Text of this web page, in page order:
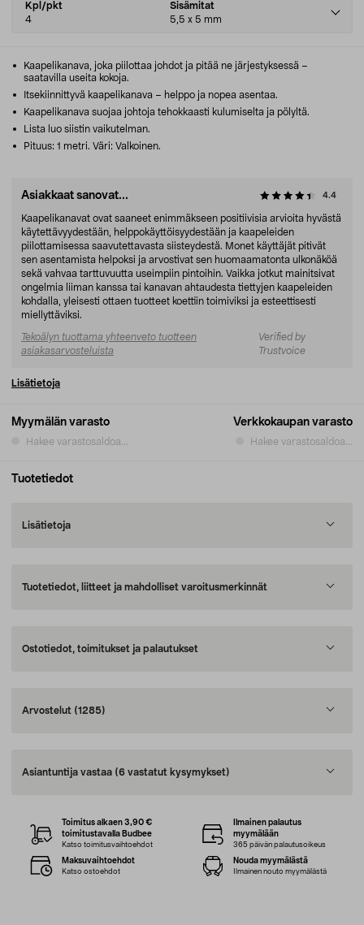
variant
Kpl/pkt
4
Sisämitat
5,5 x 5 mm
Myymälän varasto
Hakee varastosaldoa...
Verkkokaupan varasto
Hakee varastosaldoa...
Kaapelikanava, joka piilottaa johdot ja pitää ne järjestyksessä –
saatavilla useita kokoja.
Itsekiinnittyvä kaapelikanava – helppo ja nopea asentaa.
Kaapelikanava suojaa johtoja tehokkaasti kulumiselta ja pölyltä.
Lista luo siistin vaikutelman.
Pituus: 1 metri. Väri: Valkoinen.
Asiakkaat sanovat... 4.4
Kaapelikanavat ovat saaneet enimmäkseen positiivisia arvioita hyvästä
käytettävyydestään, helppokäyttöisyydestään ja kaapeleiden
piilottamisessa saavutettavasta siisteydestä. Monet käyttäjät pitivät
sen asentamista helpoksi ja arvostivat sen huomaamatonta ulkonäköä
sekä vahvaa tarttuvuutta useimpiin pintoihin. Vaikka jotkut mainitsivat
ongelmia liiman kanssa tai kanavan ahtaudesta tiettyjen kaapeleiden
kohdalla, yleisesti ottaen tuotteet koettiin toimiviksi ja esteettisesti
miellyttäviksi.
Tekoälyn tuottama yhteenveto tuotteen
asiakasarvosteluista
Verified by
Trustvoice
Lisätietoja
Tuotetiedot
Lisätietoja
Tuotetiedot, liitteet ja mahdolliset varoitusmerkinnät
Ostotiedot, toimitukset ja palautukset
Arvostelut (1285)
Asiantuntija vastaa (6 vastatut kysymykset)
Toimitus alkaen 3,90 €
toimitustavalla Budbee
Katso toimitusvaihtoehdot
Ilmainen palautus
myymälään
365 päivän palautusoikeus
Maksuvaihtoehdot
Katso ostoehdot
Nouda myymälästä
Ilmainen nouto myymälästä